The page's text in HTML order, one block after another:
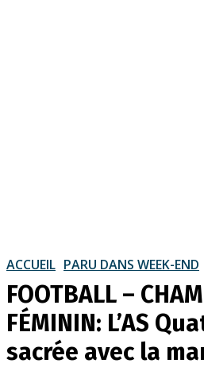
ACCUEIL PARU DANS WEEK-END
FOOTBALL –
FÉMININ: L’AS
sacrée avec la